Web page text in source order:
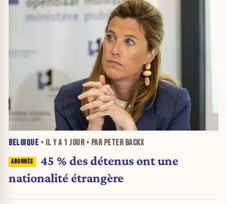
BELGIQUE • IL Y A 1 JOUR• PAR PETER BACKX
45 % des détenus ont une
nationalité étrangère